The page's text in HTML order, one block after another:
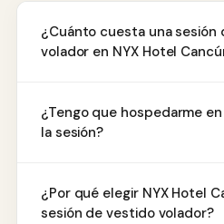
¿Cuánto cuesta una sesión
volador en NYX Hotel
¿Tengo que hospedarme
la sesión?
¿Por qué elegir NYX Hotel
sesión de vestido volador?